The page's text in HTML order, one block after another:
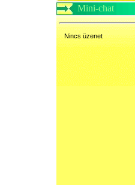
Mini-chat